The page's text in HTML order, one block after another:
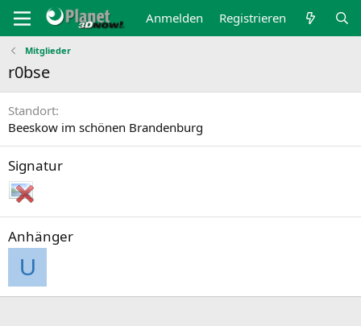
Anmelden Registrieren
Mitglieder
r0bse
Standort
Beeskow im schönen Brandenburg
Signatur
Anhänger
U